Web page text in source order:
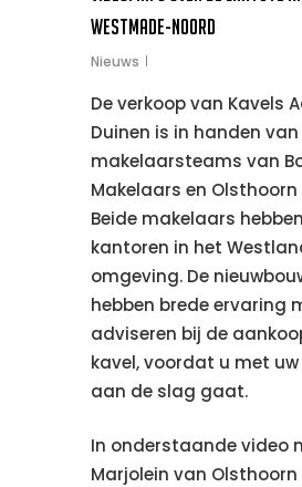
Westmade-Noord
Nieuws
De verkoop van Kavels
Duinen is in handen
makelaarsteams van
Makelaars en
Beide makelaars
kantoren in het
omgeving. De
hebben brede ervaring
adviseren bij de
kavel, voordat u met
aan de slag gaat.
In onderstaande video
Marjolein van